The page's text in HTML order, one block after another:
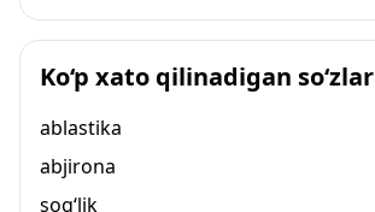
Ko‘p xato qilinadigan so‘zlar
ablastika
abjirona
sog‘lik